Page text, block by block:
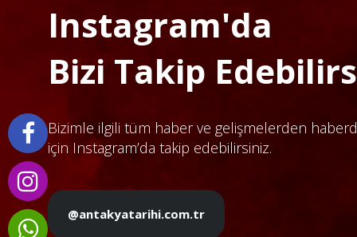
Instagram'da
Bizi Takip
Bizimle ilgili tüm haber ve gelişmelerden
için Instagram’da takip edebilirsiniz.
@antakyatarihi.com.tr